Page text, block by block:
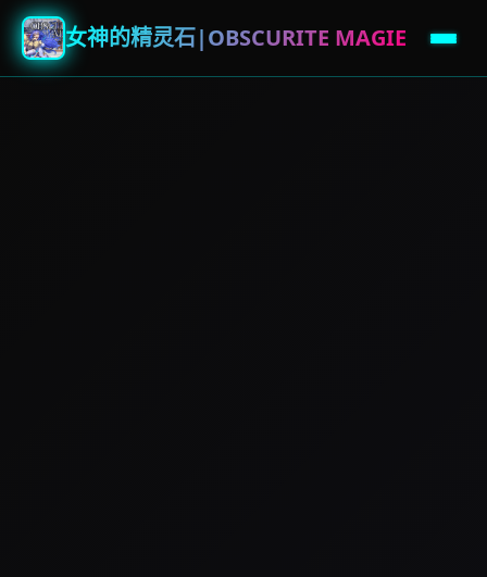
女神的精灵石|OBSCURITE MAGIE